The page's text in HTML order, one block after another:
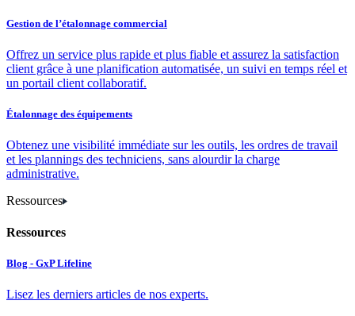
Gestion de l’étalonnage commercial
Offrez un service plus rapide et plus fiable et assurez la satisfaction
client grâce à une planification automatisée, un suivi en temps réel et
un portail client collaboratif.
Étalonnage des équipements
Obtenez une visibilité immédiate sur les outils, les ordres de travail
et les plannings des techniciens, sans alourdir la charge
administrative.
Ressources
Ressources
Blog - GxP Lifeline
Lisez les derniers articles de nos experts.